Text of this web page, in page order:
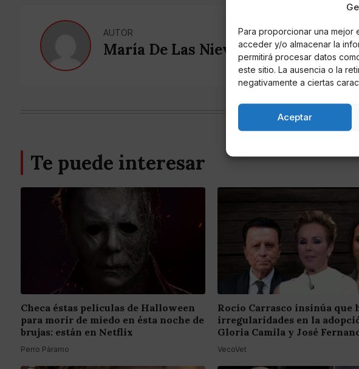
Para proporcionar una mejor
acceder y/o almacenar la
permitirá procesar datos
este sitio. La ausencia o la
negativamente a ciertas
Aceptar
AUTOR
María De Las Nieves Fernández
Te puede interesar
Checa éstas películas de Halloween
para morir de miedo en ésta noche de
brujas: están en Netflix
Perro Páramo
Rocío Carrasco insinúa que
irregularidades en la
Gloria Camila y José
VecoVet